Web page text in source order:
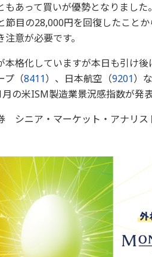
もあって買いが優勢となりまし
節目の28,000円を回復したこと
意が必要です。
本格化していますが本日も引け後
プ（8411）、日本航空（9201）
の米ISM製造業景況感指数が発
シニア・マーケット・アナリス